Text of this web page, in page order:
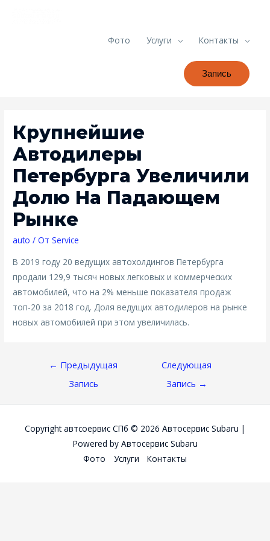
Фото Услуги Контакты
Запись
Крупнейшие
Автодилеры
Петербурга Увеличили
Долю На Падающем
Рынке
auto / От Service
В 2019 году 20 ведущих автохолдингов Петербурга
продали 129,9 тысяч новых легковых и коммерческих
автомобилей, что на 2% меньше показателя продаж
топ-20 за 2018 год. Доля ведущих автодилеров на рынке
новых автомобилей при этом увеличилась.
Навигация
Записям
← Предыдущая
Запись
Следующая
Запись →
Copyright автсоервис СПб © 2026 Автосервис Subaru |
Powered by Автосервис Subaru
Фото
Услуги Контакты